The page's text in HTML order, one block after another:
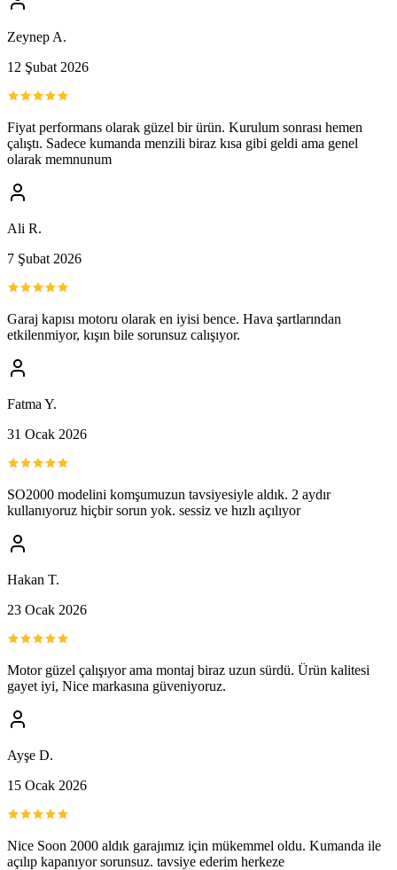
Zeynep A.
12 Şubat 2026
Fiyat performans olarak güzel bir ürün. Kurulum sonrası hemen
çalıştı. Sadece kumanda menzili biraz kısa gibi geldi ama genel
olarak memnunum
Ali R.
7 Şubat 2026
Garaj kapısı motoru olarak en iyisi bence. Hava şartlarından
etkilenmiyor, kışın bile sorunsuz calışıyor.
Fatma Y.
31 Ocak 2026
SO2000 modelini komşumuzun tavsiyesiyle aldık. 2 aydır
kullanıyoruz hiçbir sorun yok. sessiz ve hızlı açılıyor
Hakan T.
23 Ocak 2026
Motor güzel çalışıyor ama montaj biraz uzun sürdü. Ürün kalitesi
gayet iyi, Nice markasına güveniyoruz.
Ayşe D.
15 Ocak 2026
Nice Soon 2000 aldık garajımız için mükemmel oldu. Kumanda ile
açılıp kapanıyor sorunsuz. tavsiye ederim herkeze